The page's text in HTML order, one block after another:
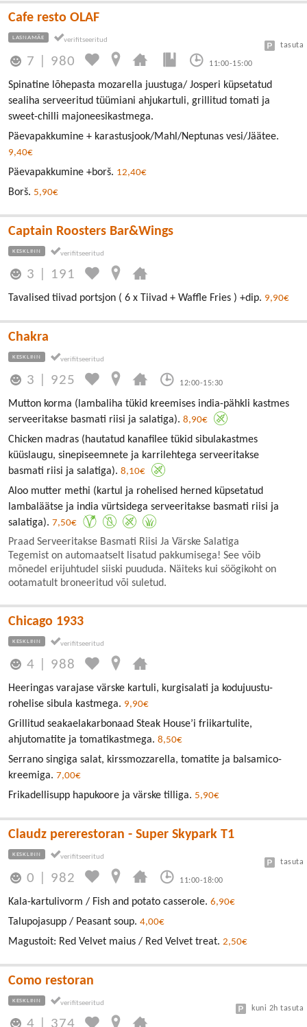
Cafe resto OLAF
LASNAMÄE
7 980 11:00-15:00
tasuta
Spinatine lõhepasta mozarella juustuga/ Josperi küpsetatud
sealiha serveeritud tüümiani ahjukartuli, grillitud tomati ja
sweet-chilli majoneesikastmega.
Päevapakkumine + karastusjook/Mahl/Neptunas vesi/Jäätee.
9,40€
Päevapakkumine +borš. 12,40€
Borš. 5,90€
Captain Roosters Bar&Wings
KESKLINN
3 191
Tavalised tiivad portsjon ( 6 x Tiivad + Waffle Fries ) +dip. 9,90€
Chakra
KESKLINN
3 925 12:00-15:30
Mutton korma (lambaliha tükid kreemises india-pähkli kastmes
serveeritakse basmati riisi ja salatiga). 8,90€
Chicken madras (hautatud kanafilee tükid sibulakastmes
küüslaugu, sinepiseemnete ja karrilehtega serveeritakse
basmati riisi ja salatiga). 8,10€
Aloo mutter methi (kartul ja rohelised herned küpsetatud
lambaläätse ja india vürtsidega serveeritakse basmati riisi ja
salatiga). 7,50€
Praad Serveeritakse Basmati Riisi Ja Värske Salatiga
Tegemist on automaatselt lisatud pakkumisega! See võib
mõnedel erijuhtudel siiski puududa. Näiteks kui söögikoht on
ootamatult broneeritud või suletud.
Chicago 1933
KESKLINN
4 988
Heeringas varajase värske kartuli, kurgisalati ja kodujuustu-
rohelise sibula kastmega. 9,90€
Grillitud seakaelakarbonaad Steak House’i friikartulite,
ahjutomatite ja tomatikastmega. 8,50€
Serrano singiga salat, kirssmozzarella, tomatite ja balsamico-
kreemiga. 7,00€
Frikadellisupp hapukoore ja värske tilliga. 5,90€
Claudz pererestoran - Super Skypark T1
KESKLINN
0 982 11:00-18:00
tasuta
Kala-kartulivorm / Fish and potato casserole. 6,90€
Talupojasupp / Peasant soup. 4,00€
Magustoit: Red Velvet maius / Red Velvet treat. 2,50€
Como restoran
KESKLINN
4 374
kuni 2h tasuta